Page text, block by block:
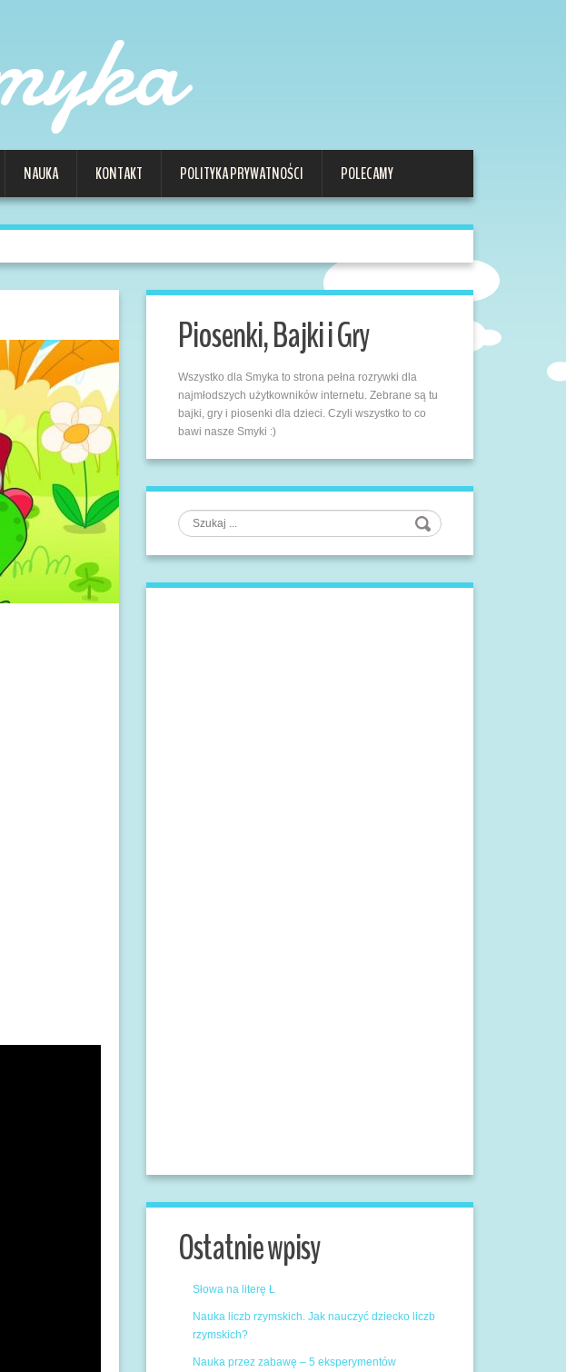
NAUKA KONTAKT POLITYKA PRYWATNOŚCI POLECAMY
Piosenki, Bajki i Gry
Wszystko dla Smyka to strona pełna rozrywki dla
najmłodszych użytkowników internetu. Zebrane są tu
bajki, gry i piosenki dla dzieci. Czyli wszystko to co
bawi nasze Smyki :)
Szukaj
Ostatnie wpisy
Słowa na literę Ł
Nauka liczb rzymskich. Jak nauczyć dziecko liczb
rzymskich?
Nauka przez zabawę – 5 eksperymentów